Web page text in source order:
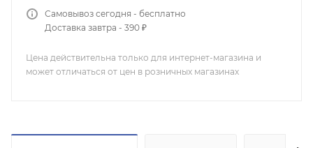
Самовывоз сегодня - бесплатно
Доставка завтра - 390 ₽
Цена действительна только для интернет-магазина и
может отличаться от цен в розничных магазинах